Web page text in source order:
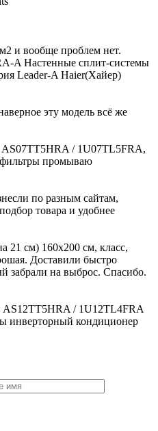
и вообще проблем нет.
A Настенные сплит-системы
Leader-A Haier(Хайер)
эту модель всё же
AS07TT5HRA / 1U07TL5FRA,
фильтры промываю
по разным сайтам,
товара и удобнее
см) 160х200 см, класс,
Доставили быстро
забрали на выброс. Спасибо.
AS12TT5HRA / 1U12TL4FRA
инверторный кондиционер